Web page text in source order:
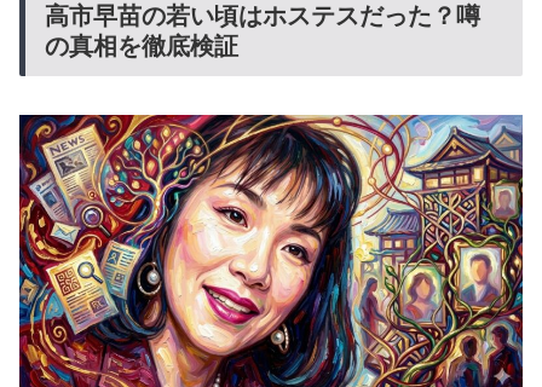
高市早苗の若い頃はホステスだった？噂
の真相を徹底検証